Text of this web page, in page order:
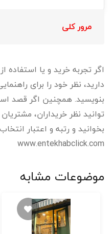
مرور کلی
اگر تجربه خرید و یا
دارید، نظر خود را برای
بنویسید. همچنین اگر قصد
توانید نظر خریداران،
بخوانید و رتبه و اعتبار
www.entekhabclick.com
موضوعات مشابه